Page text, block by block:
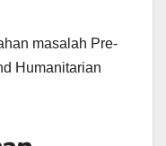
masalah Pre-
Humanitarian